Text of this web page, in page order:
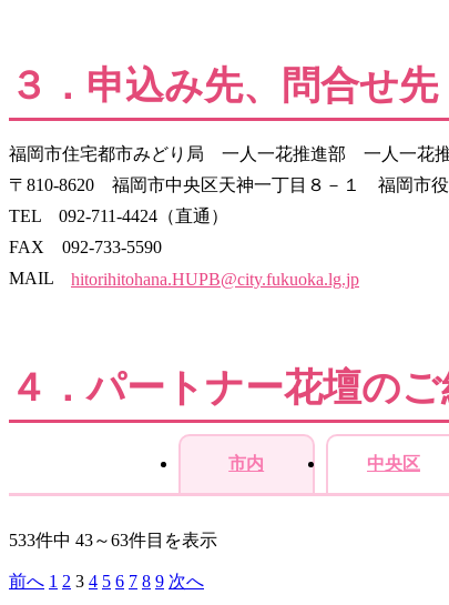
３．申込み先、問合せ先
福岡市住宅都市みどり局 一人一花推進部 一人一花
〒810-8620 福岡市中央区天神一丁目８－１ 福岡市
TEL 092-711-4424（直通）
FAX 092-733-5590
MAIL hitorihitohana.HUPB@city.fukuoka.lg.jp
４．パートナー花壇の
市内 中央区
533件中 43～63件目を表示
前へ 1 2 3 4 5 6 7 8 9 次へ